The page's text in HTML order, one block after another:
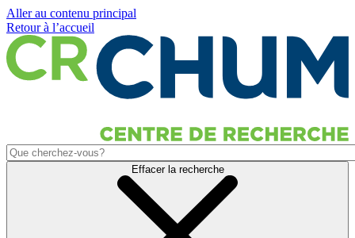
Aller au contenu principal
Retour à l’accueil
Effacer la recherche